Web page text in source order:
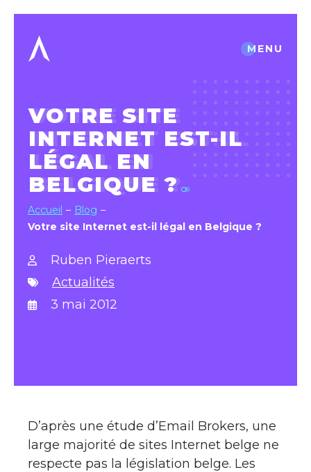
MENU
VOTRE SITE
INTERNET EST-IL
LÉGAL EN
BELGIQUE ?
Accueil
Blog
Votre site Internet est-il légal en Belgique ?
Ruben Pieraerts
Actualités
3 mai 2012
D’après une étude d’Email Brokers, une
large majorité de sites Internet belge ne
respecte pas la législation belge. Les